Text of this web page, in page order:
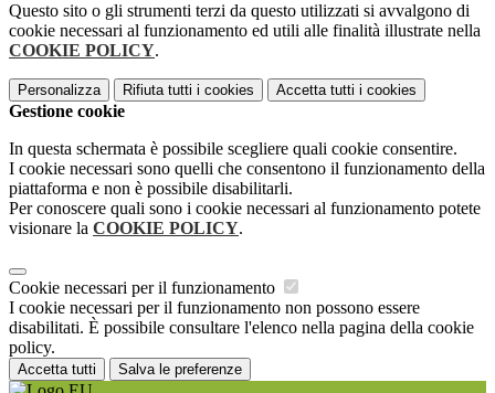
Questo sito o gli strumenti terzi da questo utilizzati si avvalgono di
cookie necessari al funzionamento ed utili alle finalità illustrate nella
COOKIE POLICY.
Personalizza Rifiuta tutti i cookies Accetta tutti i cookies
Gestione cookie
In questa schermata è possibile scegliere quali cookie consentire.
I cookie necessari sono quelli che consentono il funzionamento della
piattaforma e non è possibile disabilitarli.
Per conoscere quali sono i cookie necessari al funzionamento potete
visionare la COOKIE POLICY.
Cookie necessari per il funzionamento
I cookie necessari per il funzionamento non possono essere
disabilitati. È possibile consultare l'elenco nella pagina della cookie
policy.
Accetta tutti Salva le preferenze